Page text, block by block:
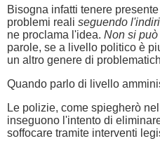
Bisogna infatti tenere
problemi reali seguendo
ne proclama l'idea. Non si
parole, se a livello politico è
un altro genere di
Quando parlo di livello
Le polizie, come spiegherò
inseguono l'intento di
soffocare tramite interventi